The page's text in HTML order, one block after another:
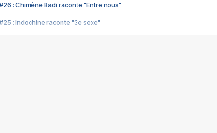
#26 : Chimène Badi raconte "Entre nous"
#25 : Indochine raconte "3e sexe"